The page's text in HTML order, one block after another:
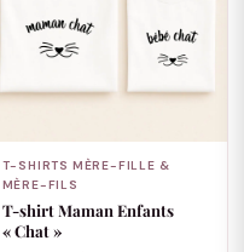
T-SHIRTS MÈRE-FILLE &
MÈRE-FILS
T-shirt Maman Enfants
« Chat »